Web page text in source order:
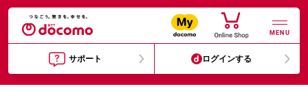
MENU
サポート ログインする